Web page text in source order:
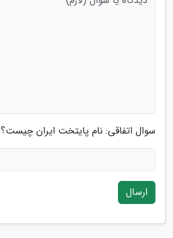
سوال اتفاقی: نام پایتخت ایران چیست؟
ارسال